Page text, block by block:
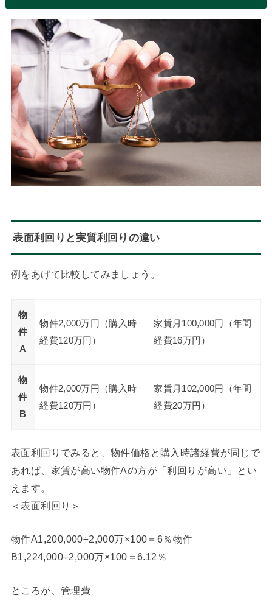
表面利回りと実質利回りの違い
例をあげて比較してみましょう。
物
件
A
物件2,000万円（購入時
経費120万円）
家賃月100,000円（年間
経費16万円）
物
件
B
物件2,000万円（購入時
経費120万円）
家賃月102,000円（年間
経費20万円）
表面利回りでみると、物件価格と購入時諸経費が同じで
あれば、家賃が高い物件Aの方が「利回りが高い」とい
えます。
＜表面利回り＞
物件A1,200,000÷2,000万×100＝6％物件
B1,224,000÷2,000万×100＝6.12％
ところが、管理費